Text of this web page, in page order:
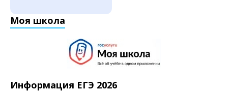
Моя школа
Информация ЕГЭ 2026